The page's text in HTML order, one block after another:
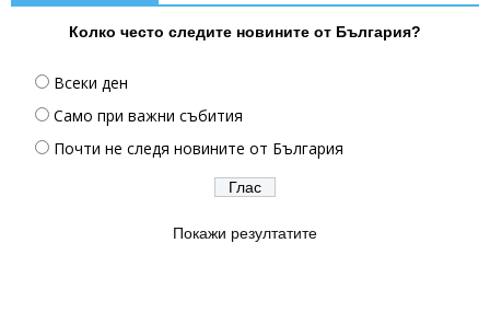
Колко често следите новините от България?
Всеки ден
Само при важни събития
Почти не следя новините от България
Покажи резултатите